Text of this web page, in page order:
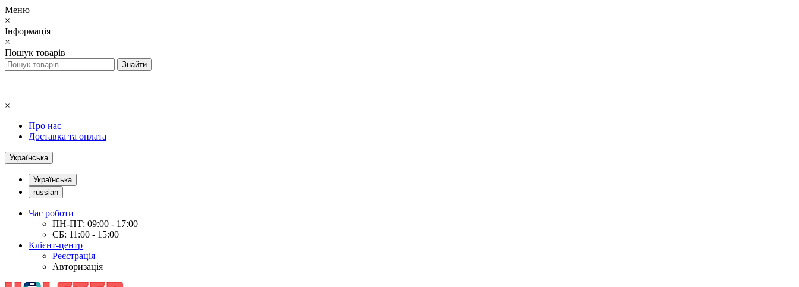
Меню
×
Інформація
×
Пошук товарів
×
Про нас
Доставка та оплата
Українська
Українська
russian
Час роботи
ПН-ПТ: 09:00 - 17:00
СБ: 11:00 - 15:00
Клієнт-центр
Реєстрація
Авторизація